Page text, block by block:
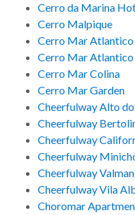
Cerro da Marina
Cerro Malpique
Cerro Mar Atlantico
Cerro Mar
Cerro Mar Colina
Cerro Mar Garden
Cheerfulway Alto
Cheerfulway
Cheerfulway
Cheerfulway
Cheerfulway
Cheerfulway Vila
Choromar